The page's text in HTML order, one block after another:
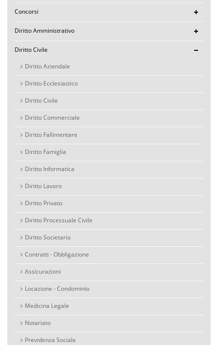
Concorsi
Diritto Amministrativo
Diritto Civile
Diritto Aziendale
Diritto Ecclesiastico
Diritto Civile
Diritto Commerciale
Diritto Fallimentare
Diritto Famiglia
Diritto Informatica
Diritto Lavoro
Diritto Privato
Diritto Processuale Civile
Diritto Societario
Contratti - Obbligazione
Assicurazioni
Locazione - Condominio
Medicina Legale
Notariato
Previdenza Sociale